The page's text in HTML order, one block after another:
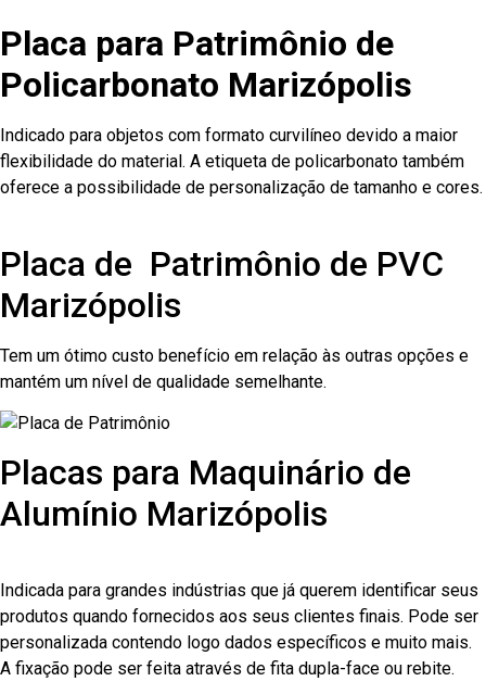
Placa para Patrimônio de
Policarbonato Marizópolis
Indicado para objetos com formato curvilíneo devido a maior
flexibilidade do material. A etiqueta de policarbonato também
oferece a possibilidade de personalização de tamanho e cores.
Placa de Patrimônio de PVC
Marizópolis
Tem um ótimo custo benefício em relação às outras opções e
mantém um nível de qualidade semelhante.
Placas para Maquinário de
Alumínio Marizópolis
Indicada para grandes indústrias que já querem identificar seus
produtos quando fornecidos aos seus clientes finais. Pode ser
personalizada contendo logo dados específicos e muito mais.
A fixação pode ser feita através de fita dupla-face ou rebite.